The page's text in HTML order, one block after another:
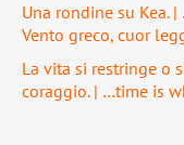
Una rondine su Kea.
Vento greco, cuor
La vita si restringe o
coraggio. | …time is